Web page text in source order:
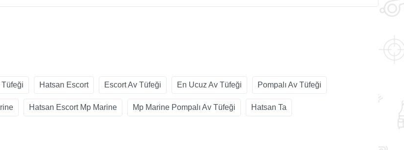
Tüfeği Hatsan Escort Escort Av Tüfeği En Ucuz Av Tüfeği Pompalı Av Tüfeği
Hatsan Escort Mp Marine Mp Marine Pompalı Av Tüfeği Hatsan Ta